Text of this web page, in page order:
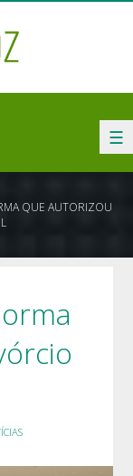
☰
QUE AUTORIZOU